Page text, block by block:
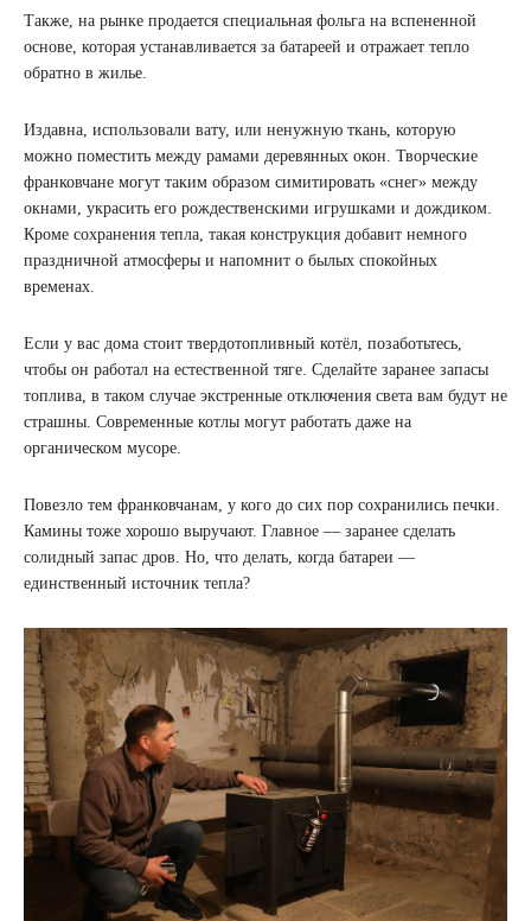
Также, на рынке продается специальная фольга на вспененной
основе, которая устанавливается за батареей и отражает тепло
обратно в жилье.
Издавна, использовали вату, или ненужную ткань, которую
можно поместить между рамами деревянных окон. Творческие
франковчане могут таким образом симитировать «снег» между
окнами, украсить его рождественскими игрушками и дождиком.
Кроме сохранения тепла, такая конструкция добавит немного
праздничной атмосферы и напомнит о былых спокойных
временах.
Если у вас дома стоит твердотопливный котёл, позаботьтесь,
чтобы он работал на естественной тяге. Сделайте заранее запасы
топлива, в таком случае экстренные отключения света вам будут не
страшны. Современные котлы могут работать даже на
органическом мусоре.
Повезло тем франковчанам, у кого до сих пор сохранились печки.
Камины тоже хорошо выручают. Главное — заранее сделать
солидный запас дров. Но, что делать, когда батареи —
единственный источник тепла?